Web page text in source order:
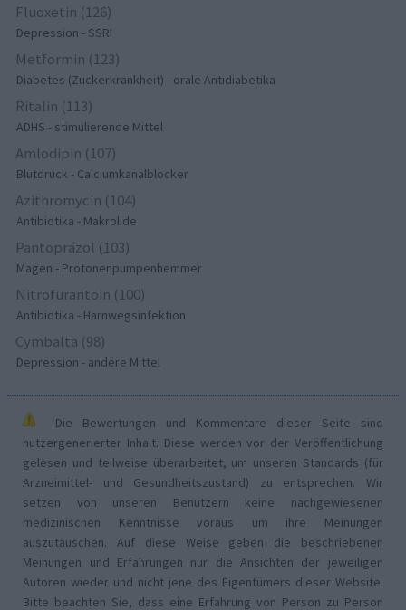
Fluoxetin (126)
Depression - SSRI
Metformin (123)
Diabetes (Zuckerkrankheit) - orale Antidiabetika
Ritalin (113)
ADHS - stimulierende Mittel
Amlodipin (107)
Blutdruck - Calciumkanalblocker
Azithromycin (104)
Antibiotika - Makrolide
Pantoprazol (103)
Magen - Protonenpumpenhemmer
Nitrofurantoin (100)
Antibiotika - Harnwegsinfektion
Cymbalta (98)
Depression - andere Mittel
Die Bewertungen und Kommentare dieser Seite sind
nutzergenerierter Inhalt. Diese werden vor der Veröffentlichung
gelesen und teilweise überarbeitet, um unseren Standards (für
Arzneimittel- und Gesundheitszustand) zu entsprechen. Wir
setzen von unseren Benutzern keine nachgewiesenen
medizinischen Kenntnisse voraus um ihre Meinungen
auszutauschen. Auf diese Weise geben die beschriebenen
Meinungen und Erfahrungen nur die Ansichten der jeweiligen
Autoren wieder und nicht jene des Eigentümers dieser Website.
Bitte beachten Sie, dass eine Erfahrung von Person zu Person